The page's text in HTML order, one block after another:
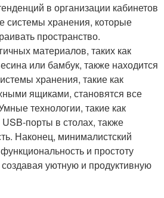
в организации кабинетов
системы хранения, которые
пространство.
материалов, таких как
или бамбук, также находится
хранения, такие как
ящиками, становятся все
технологии, такие как
порты в столах, также
Наконец, минималистский
и простоту
уютную и продуктивную